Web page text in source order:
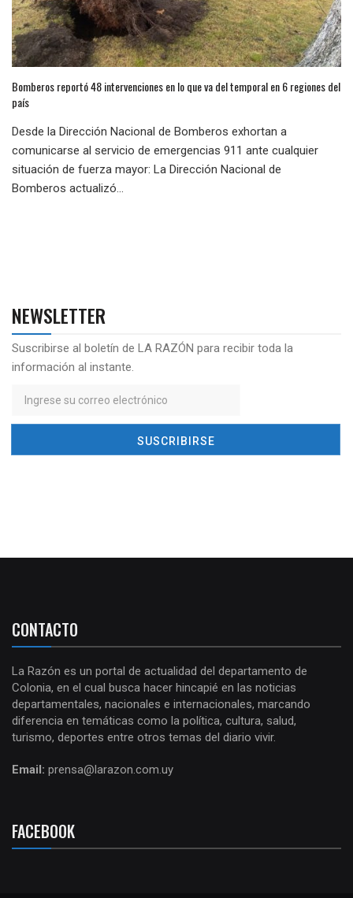
Bomberos reportó 48 intervenciones en lo que va del temporal en 6 regiones del
país
Desde la Dirección Nacional de Bomberos exhortan a
comunicarse al servicio de emergencias 911 ante cualquier
situación de fuerza mayor: La Dirección Nacional de
Bomberos actualizó...
NEWSLETTER
Suscribirse al boletín de LA RAZÓN para recibir toda la
información al instante.
CONTACTO
La Razón es un portal de actualidad del departamento de
Colonia, en el cual busca hacer hincapié en las noticias
departamentales, nacionales e internacionales, marcando
diferencia en temáticas como la política, cultura, salud,
turismo, deportes entre otros temas del diario vivir.
Email: prensa@larazon.com.uy
FACEBOOK